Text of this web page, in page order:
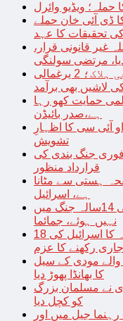
حملہ؛ ویڈیو وائرل
ڈی آئی خان حملے
تحقیقات کا عہد
غیر قانونی قرار،
مرتضی سولنگی
غزہ میں مزید 10 اسرائیلی فوجی ہلاک؛ 2 یرغمالی
لاشیں بھی برآمد
حمایت کھو رہا
ہے،صدر بائیڈن
آئی سی کا اظہارِ
تشویش
جنگ بندی کی
قرارداد منظور
ہستی سے مٹانا
ہے، اسرائیل
غزہ میں جتنے بچے قتل ہوئے اُتنےعراق کی 14سالہ جنگ میں
نہیں ہوئے، جمائما
18 ہزار سے زائدفلسطینی شہید، امریکہ کا اسرائیل کی
رکھنے کا عزم
والے مودی کے سیل
کا بھانڈا پھوڑ دیا
نے مسلمان بزرگ
کو کچل دیا
جیل میں اور